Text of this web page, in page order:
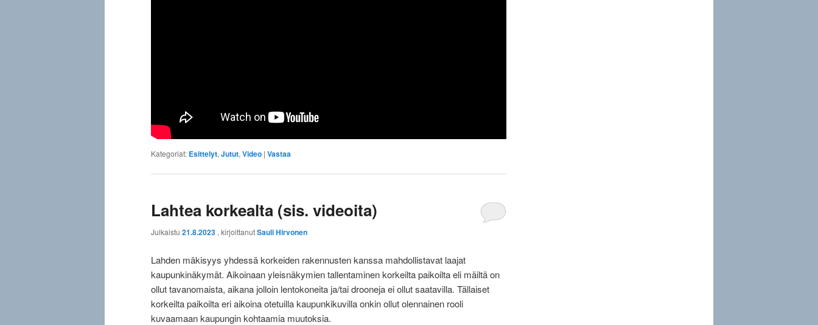
Kategoriat: Esittelyt, Jutut, Video | Vastaa
Lahtea korkealta (sis. videoita)
Julkaistu 21.8.2023 , kirjoittanutSauli Hirvonen
Lahden mäkisyys yhdessä korkeiden rakennusten kanssa mahdollistavat laajat
kaupunkinäkymät. Aikoinaan yleisnäkymien tallentaminen korkeilta paikoilta eli mäiltä on
ollut tavanomaista, aikana jolloin lentokoneita ja/tai drooneja ei ollut saatavilla. Tällaiset
korkeilta paikoilta eri aikoina otetuilla kaupunkikuvilla onkin ollut olennainen rooli
kuvaamaan kaupungin kohtaamia muutoksia.